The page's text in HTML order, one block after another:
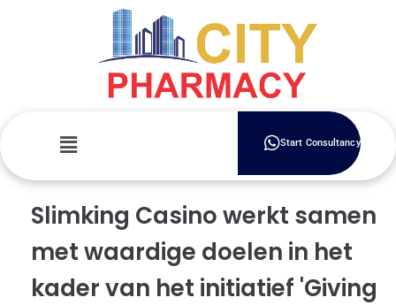
Start Consultancy
Slimking Casino werkt samen
met waardige doelen in het
kader van het initiatief 'Giving